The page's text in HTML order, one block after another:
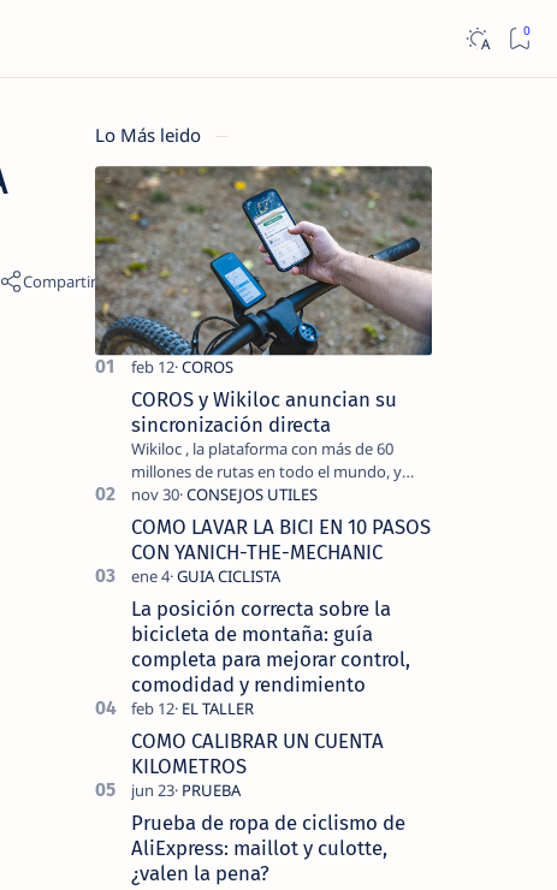
Lo Más leido
COROS y Wikiloc anuncian su
sincronización directa
Wikiloc , la plataforma con más de 60
millones de rutas en todo el mundo, y
COROS , marca de dispositivos GPS
reconocida mundialmente por su
tecnolo…
COMO LAVAR LA BICI EN 10 PASOS
CON YANICH-THE-MECHANIC
La posición correcta sobre la
bicicleta de montaña: guía
completa para mejorar control,
comodidad y rendimiento
COMO CALIBRAR UN CUENTA
KILOMETROS
Prueba de ropa de ciclismo de
AliExpress: maillot y culotte,
¿valen la pena?